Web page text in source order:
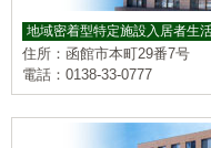
地域密着型特定施設入居者生
住所：函館市本町29番7号
電話：0138-33-0777